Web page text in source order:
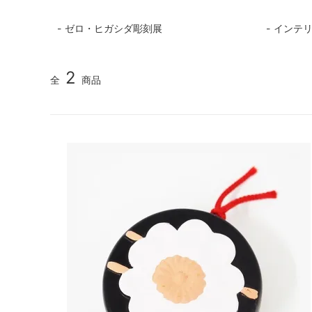
ゼロ・ヒガシダ彫刻展 インテ
全 2 商品